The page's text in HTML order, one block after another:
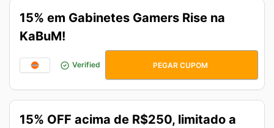
15% em Gabinetes Gamers Rise na
KaBuM!
Verified RISEMODE15
PEGAR CUPOM
15% OFF acima de R$250, limitado a